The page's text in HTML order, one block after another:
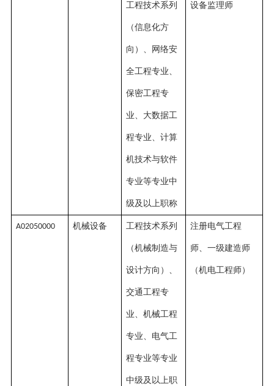
工程技术系列
（信息化方
向）、网络安
全工程专业、
保密工程专
业、大数据工
程专业、计算
机技术与软件
专业等专业中
级及以上职称
设备监理师
A02050000 机械设备 工程技术系列
（机械制造与
设计方向）、
交通工程专
业、机械工程
专业、电气工
程专业等专业
中级及以上职
注册电气工程
师、一级建造师
（机电工程师）